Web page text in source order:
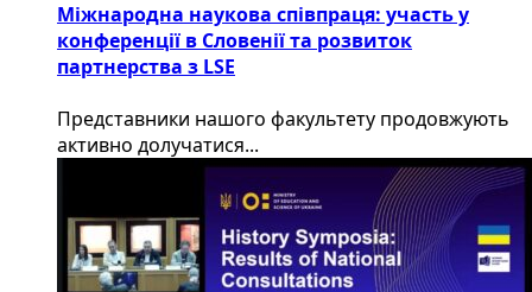
Міжнародна наукова співпраця: участь у
конференції в Словенії та розвиток
партнерства з LSE
​Представники нашого факультету продовжують
активно долучатися...